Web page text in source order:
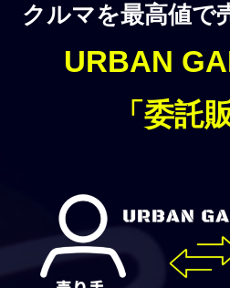
クルマを最高値で
URBAN
「委託